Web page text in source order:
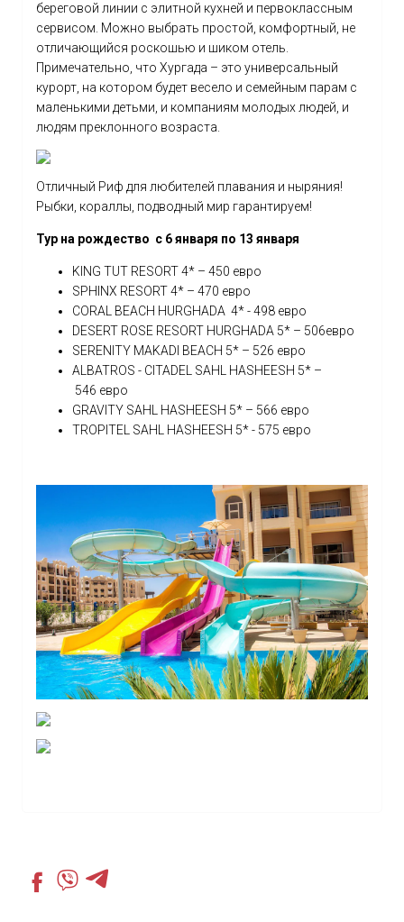
береговой линии с элитной кухней и первоклассным
сервисом. Можно выбрать простой, комфортный, не
отличающийся роскошью и шиком отель.
Примечательно, что Хургада – это универсальный
курорт, на котором будет весело и семейным парам с
маленькими детьми, и компаниям молодых людей, и
людям преклонного возраста.
Отличный Риф для любителей плавания и ныряния!
Рыбки, кораллы, подводный мир гарантируем!
Тур на рождество с 6 января по 13 января
KING TUT RESORT 4* – 450 евро
SPHINX RESORT 4* – 470 евро
CORAL BEACH HURGHADA 4* - 498 евро
DESERT ROSE RESORT HURGHADA 5* – 506евро
SERENITY MAKADI BEACH 5* – 526 евро
ALBATROS - CITADEL SAHL HASHEESH 5* –
546 евро
GRAVITY SAHL HASHEESH 5* – 566 евро
TROPITEL SAHL HASHEESH 5* - 575 евро